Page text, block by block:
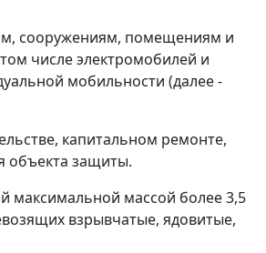
сооружениям, помещениям и
числе электромобилей и
мобильности (далее -
капитальном ремонте,
объекта защиты.
максимальной массой более 3,5
взрывчатые, ядовитые,